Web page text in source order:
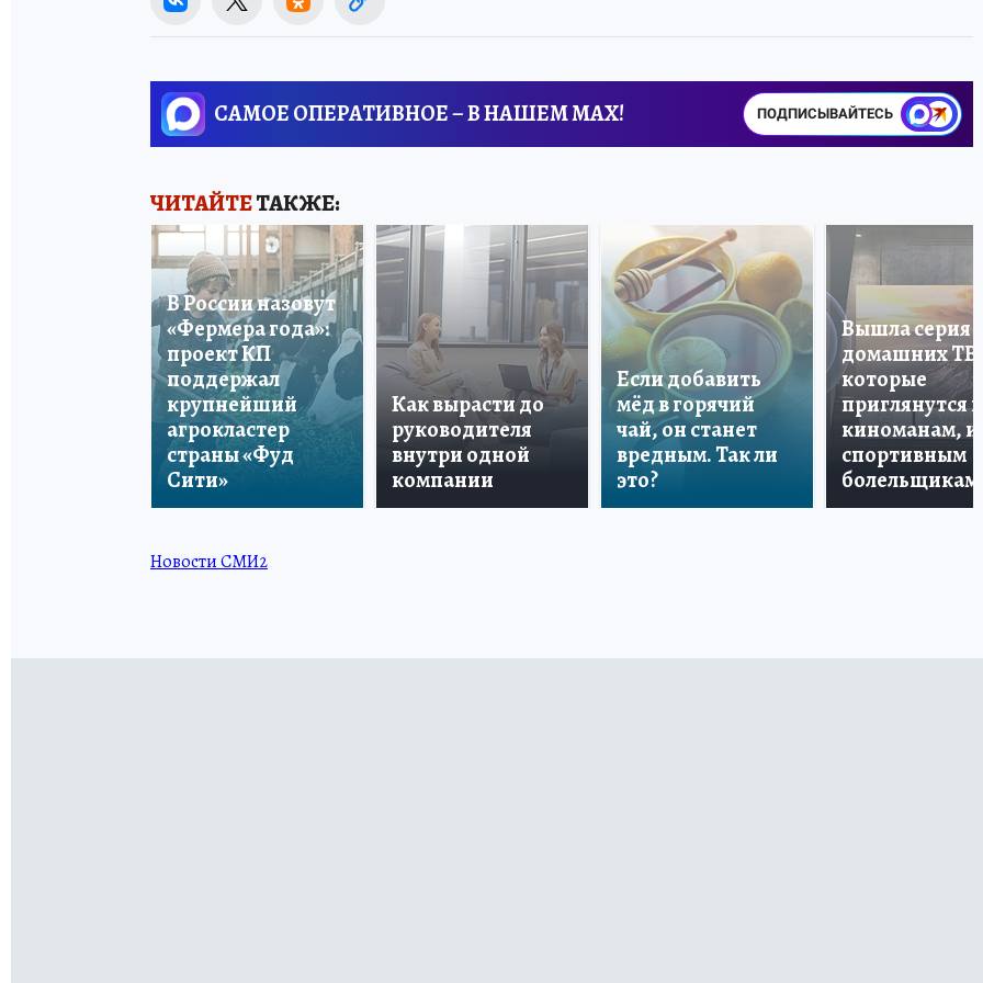
САМОЕ ОПЕРАТИВНОЕ – В НАШЕМ MAX! ПОДПИСЫВАЙТЕСЬ
ЧИТАЙТЕТАКЖЕ:
В России назовут
«Фермера года»:
проект КП
поддержал
крупнейший
агрокластер
страны «Фуд
Сити»
Как вырасти до
руководителя
внутри одной
компании
Если добавить
мёд в горячий
чай, он станет
вредным. Так ли
это?
Вышла серия
домашних ТВ,
которые
приглянутся и
киноманам, и
спортивным
болельщикам
Новости СМИ2